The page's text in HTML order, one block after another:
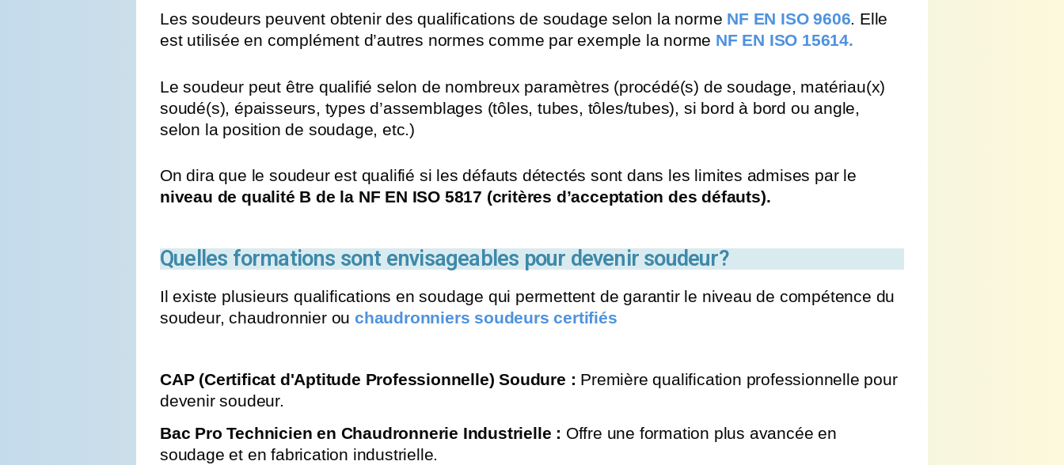
Les soudeurs peuvent obtenir des qualifications de soudage selon la norme NF EN ISO 9606. Elle
est utilisée en complément d’autres normes comme par exemple la norme NF EN ISO 15614.
Le soudeur peut être qualifié selon de nombreux paramètres (procédé(s) de soudage, matériau(x)
soudé(s), épaisseurs, types d’assemblages (tôles, tubes, tôles/tubes), si bord à bord ou angle,
selon la position de soudage, etc.)
On dira que le soudeur est qualifié si les défauts détectés sont dans les limites admises par le
niveau de qualité B de la NF EN ISO 5817 (critères d’acceptation des défauts).
Quelles formations sont envisageables pour devenir soudeur?
Il existe plusieurs qualifications en soudage qui permettent de garantir le niveau de compétence du
soudeur, chaudronnier ouchaudronniers soudeurs certifiés
CAP (Certificat d'Aptitude Professionnelle) Soudure : Première qualification professionnelle pour
devenir soudeur.
Bac Pro Technicien en Chaudronnerie Industrielle : Offre une formation plus avancée en
soudage et en fabrication industrielle.